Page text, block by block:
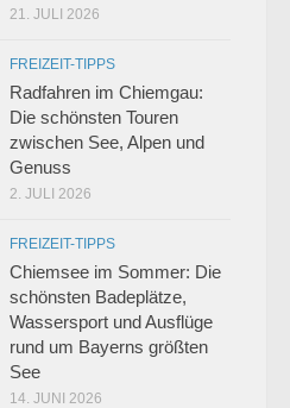
21. JULI 2026
FREIZEIT-TIPPS
Radfahren im Chiemgau:
Die schönsten Touren
zwischen See, Alpen und
Genuss
2. JULI 2026
FREIZEIT-TIPPS
Chiemsee im Sommer: Die
schönsten Badeplätze,
Wassersport und Ausflüge
rund um Bayerns größten
See
14. JUNI 2026